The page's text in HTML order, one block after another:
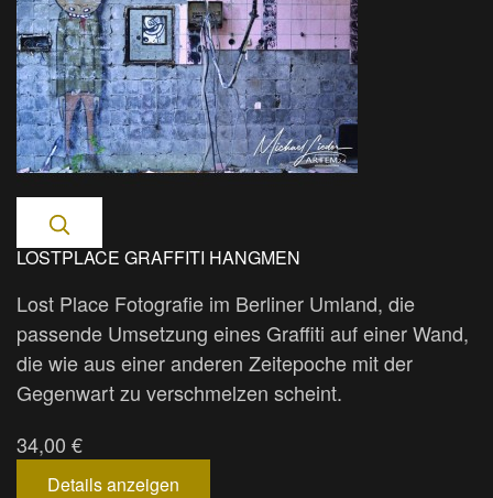
LOSTPLACE GRAFFITI HANGMEN
Lost Place Fotografie im Berliner Umland, die
passende Umsetzung eines Graffiti auf einer Wand,
die wie aus einer anderen Zeitepoche mit der
Gegenwart zu verschmelzen scheint.
34,00 €
Details anzeigen